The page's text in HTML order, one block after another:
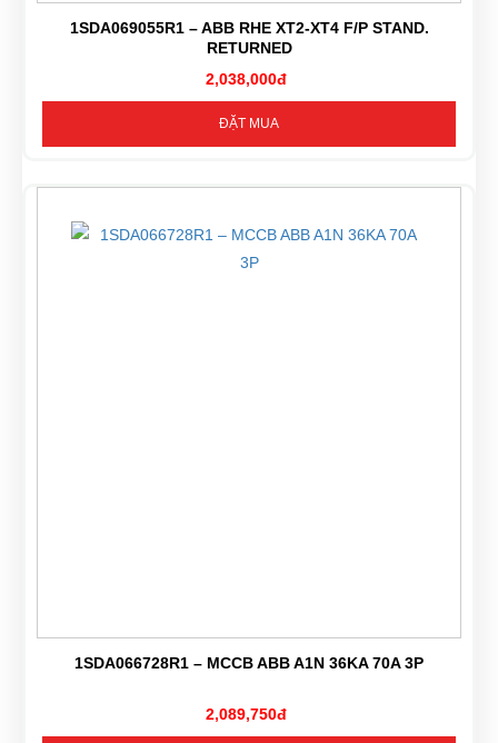
1SDA069055R1 – ABB RHE XT2-XT4 F/P STAND.
RETURNED
2,038,000đ
ĐẶT MUA
1SDA066728R1 – MCCB ABB A1N 36KA 70A 3P
2,089,750đ